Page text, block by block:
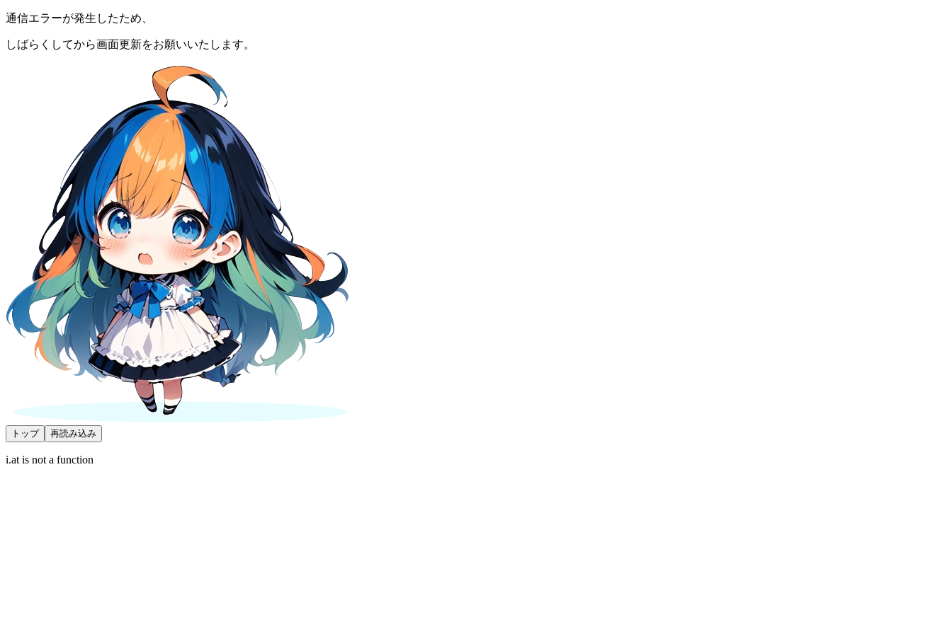
通信エラーが発生したため、
しばらくしてから画面更新をお願いいたします。
トップ 再読み込み
i.at is not a function